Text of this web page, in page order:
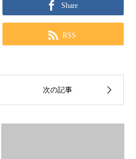
Share
RSS